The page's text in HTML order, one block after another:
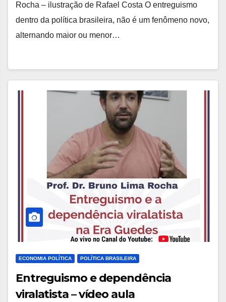
Rocha – ilustração de Rafael Costa O entreguismo
dentro da política brasileira, não é um fenômeno novo,
alternando maior ou menor…
ECONOMIA POLÍTICA POLÍTICA BRASILEIRA
Entreguismo e dependência
viralatista – vídeo aula